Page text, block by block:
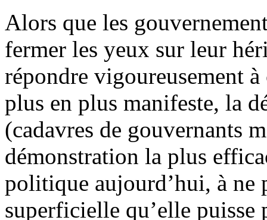
Alors que les
fermer les yeux sur leur
répondre vigoureusement
plus en plus manifeste, la
(cadavres de gouvernants
démonstration la plus
politique aujourd’hui, à ne
superficielle qu’elle